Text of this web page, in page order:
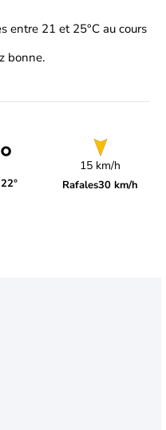
entre 21 et 25°C au cours
bonne.
15 km/h
Rafales30 km/h